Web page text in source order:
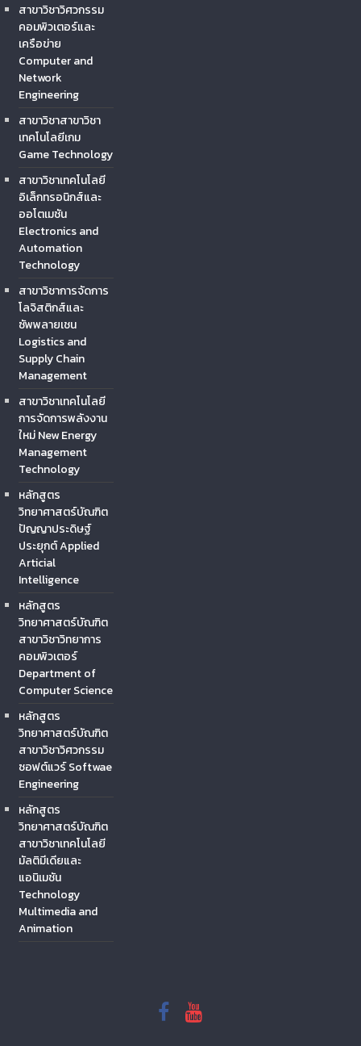
สาขาวิชาวิศวกรรม
คอมพิวเตอร์และ
เครือข่าย
Computer and
Network
Engineering
สาขาวิชาสาขาวิชา
เทคโนโลยีเกม
Game Technology
สาขาวิชาเทคโนโลยี
อิเล็กทรอนิกส์และ
ออโตเมชัน
Electronics and
Automation
Technology
สาขาวิชาการจัดการ
โลจิสติกส์และ
ซัพพลายเชน
Logistics and
Supply Chain
Management
สาขาวิชาเทคโนโลยี
การจัดการพลังงาน
ใหม่ New Energy
Management
Technology
หลักสูตร
วิทยาศาสตร์บัณฑิต
ปัญญาประดิษฐ์
ประยุกต์ Applied
Articial
Intelligence
หลักสูตร
วิทยาศาสตร์บัณฑิต
สาขาวิชาวิทยาการ
คอมพิวเตอร์
Department of
Computer Science
หลักสูตร
วิทยาศาสตร์บัณฑิต
สาขาวิชาวิศวกรรม
ซอฟต์แวร์ Softwae
Engineering
หลักสูตร
วิทยาศาสตร์บัณฑิต
สาขาวิชาเทคโนโลยี
มัลติมีเดียและ
แอนิเมชัน
Technology
Multimedia and
Animation